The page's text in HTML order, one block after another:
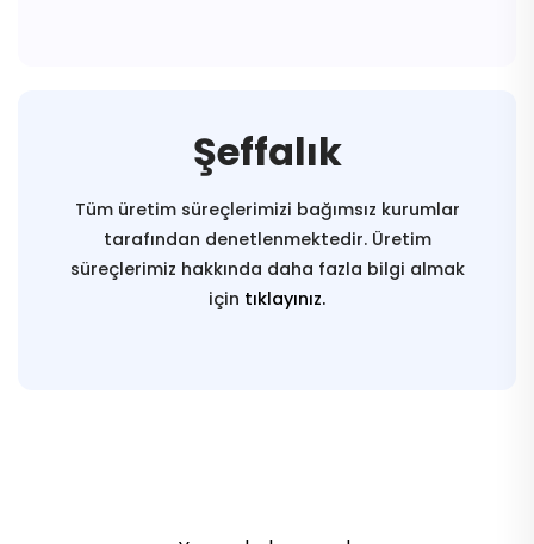
Şeffalık
Tüm üretim süreçlerimizi bağımsız kurumlar
tarafından denetlenmektedir. Üretim
süreçlerimiz hakkında daha fazla bilgi almak
için tıklayınız.